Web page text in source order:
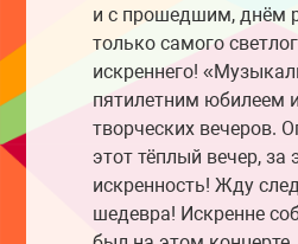
и с прошедшим, днём
только самого
искреннего!
пятилетним юбилеем
творческих вечеров.
этот тёплый вечер,
искренность! Жду
шедевра! Искренне